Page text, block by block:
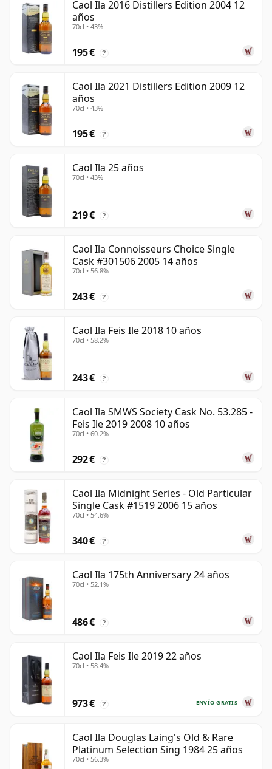
Caol Ila 2016 Distillers Edition 2004 12
años
70cl • 43%
195 € ?
Caol Ila 2021 Distillers Edition 2009 12
años
70cl • 43%
195 € ?
Caol Ila 25 años
70cl • 43%
219 € ?
Caol Ila Connoisseurs Choice Single
Cask #301506 2005 14 años
70cl • 56.8%
243 € ?
Caol Ila Feis Ile 2018 10 años
70cl • 58.2%
243 € ?
Caol Ila SMWS Society Cask No. 53.285 -
Feis Ile 2019 2008 10 años
70cl • 60.2%
292 € ?
Caol Ila Midnight Series - Old Particular
Single Cask #1519 2006 15 años
70cl • 54.6%
340 € ?
Caol Ila 175th Anniversary 24 años
70cl • 52.1%
486 € ?
Caol Ila Feis Ile 2019 22 años
70cl • 58.4%
ENVÍO GRATIS
973 € ?
Caol Ila Douglas Laing's Old & Rare
Platinum Selection Sing 1984 25 años
70cl • 56.3%